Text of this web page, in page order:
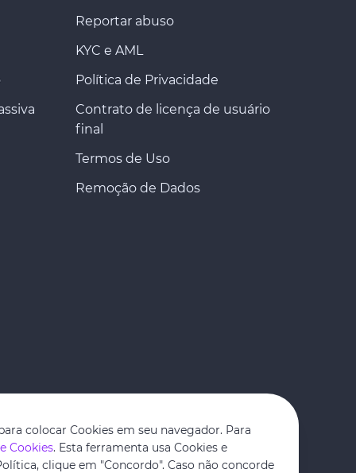
Reportar abuso
KYC e AML
Política de Privacidade
Contrato de licença de usuário
final
Termos de Uso
Remoção de Dados
colocar Cookies em seu navegador. Para
Cookies. Esta ferramenta usa Cookies e
clique em "Concordo". Caso não concorde